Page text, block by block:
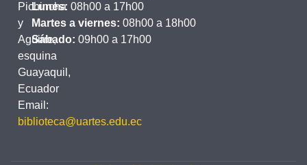
Pichincha
y
Aguirre,
esquina
Guayaquil,
Ecuador
Email:
biblioteca@uartes.edu.ec
Lunes: 08h00 a 17h00
Martes a viernes: 08h00 a 18h00
Sábado: 09h00 a 17h00